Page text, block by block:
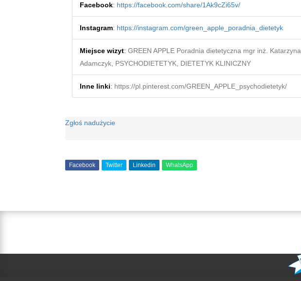
Facebook: https://facebook.com/share/1Ak9cZi65v/
Instagram: https://instagram.com/green_apple_poradnia_dietetyk
Miejsce wizyt:GREEN APPLE Poradnia dietetyczna mgr inż. Katarzyna
Adamczyk, PSYCHODIETETYK, DIETETYK KLINICZNY
Inne linki: https://pl.pinterest.com/GREEN_APPLE_psychodietetyk/
Zgłoś nadużycie
Facebook Twitter Linkedin WhatsApp